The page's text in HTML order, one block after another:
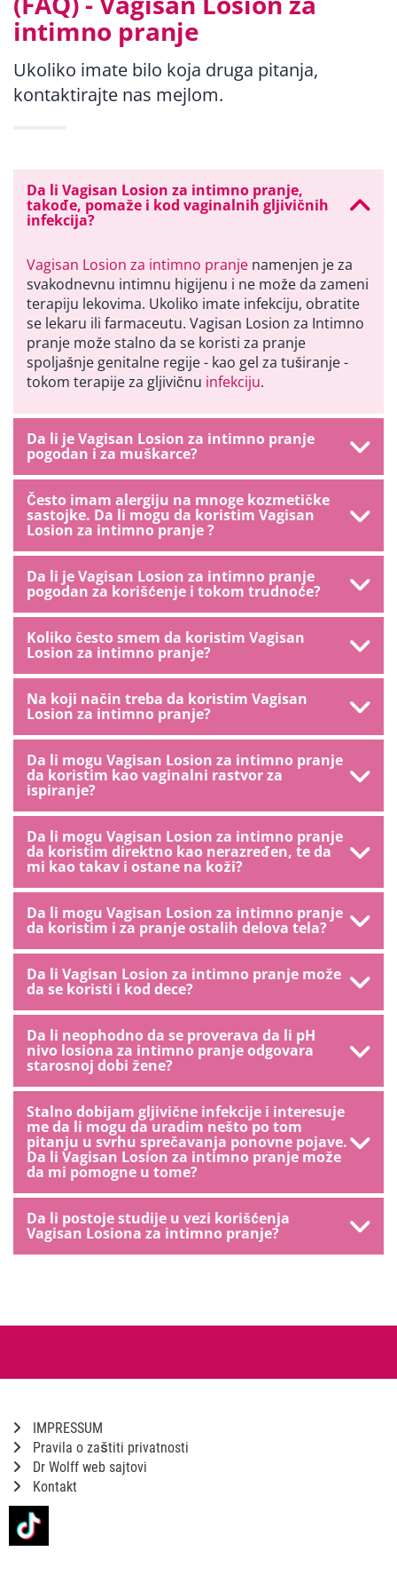
intimno pranje
Ukoliko imate bilo koja druga pitanja,
kontaktirajte nas mejlom.
Da li Vagisan Losion za intimno pranje,
takođe, pomaže i kod vaginalnih gljivičnih
infekcija?
Vagisan Losion za intimno pranje namenjen je za
svakodnevnu intimnu higijenu i ne može da zameni
terapiju lekovima. Ukoliko imate infekciju, obratite
se lekaru ili farmaceutu. Vagisan Losion za Intimno
pranje može stalno da se koristi za pranje
spoljašnje genitalne regije - kao gel za tuširanje -
tokom terapije za gljivičnu infekciju.
Da li je Vagisan Losion za intimno pranje
pogodan i za muškarce?
Često imam alergiju na mnoge kozmetičke
sastojke. Da li mogu da koristim Vagisan
Losion za intimno pranje ?
Da li je Vagisan Losion za intimno pranje
pogodan za korišćenje i tokom trudnoće?
Koliko često smem da koristim Vagisan
Losion za intimno pranje?
Na koji način treba da koristim Vagisan
Losion za intimno pranje?
Da li mogu Vagisan Losion za intimno pranje
da koristim kao vaginalni rastvor za
ispiranje?
Da li mogu Vagisan Losion za intimno pranje
da koristim direktno kao nerazređen, te da
mi kao takav i ostane na koži?
Da li mogu Vagisan Losion za intimno pranje
da koristim i za pranje ostalih delova tela?
Da li Vagisan Losion za intimno pranje može
da se koristi i kod dece?
Da li neophodno da se proverava da li pH
nivo losiona za intimno pranje odgovara
starosnoj dobi žene?
Stalno dobijam gljivične infekcije i interesuje
me da li mogu da uradim nešto po tom
pitanju u svrhu sprečavanja ponovne pojave.
Da li Vagisan Losion za intimno pranje može
da mi pomogne u tome?
Da li postoje studije u vezi korišćenja
Vagisan Losiona za intimno pranje?
IMPRESSUM
Pravila o zaštiti privatnosti
Dr Wolff web sajtovi
Kontakt